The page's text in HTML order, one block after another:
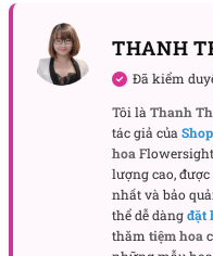
THANH
Đã kiểm
Tôi làThanh
tác giả của
hoa
lượng cao,
nhất và bảo
thể dễ dàngđặt
thămtiệm hoa